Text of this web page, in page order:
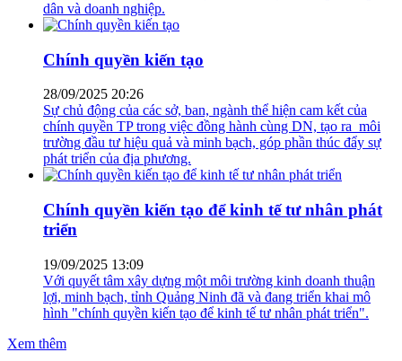
Chính quyền kiến tạo
Sự chủ động của các sở, ban, ngành thể hiện cam kết của
trường đầu tư hiệu quả và minh bạch, góp phần thúc đẩy sự
phát triển của địa phương.
Chính quyền kiến tạo để kinh tế tư nhân phát
triển
19/09/2025 13:09
Với quyết tâm xây dựng một môi trường kinh doanh thuận
hình "chính quyền kiến tạo để kinh tế tư nhân phát triển".
Xem thêm